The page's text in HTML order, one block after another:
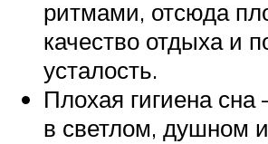
ритмами, отсюда
качество отдыха и
усталость.
Плохая гигиена
в светлом, душном